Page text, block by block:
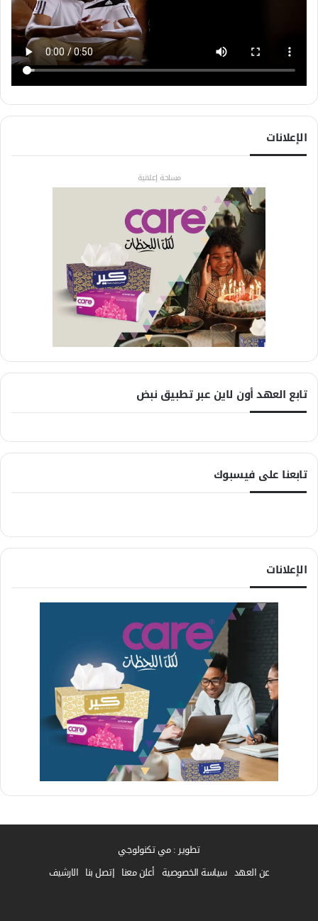
الإعلانات
مساحة إعلانية
تابع العهد أون لاين عبر تطبيق نبض
تابعنا على فيسبوك
الإعلانات
تطوير : مي تكنولوجي
عن العهد سياسة الخصوصية أعلن معنا إتصل بنا الارشيف